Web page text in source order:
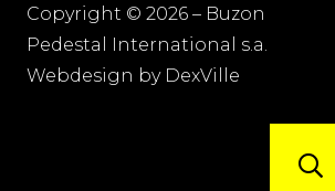
Copyright © 2026 – Buzon
Pedestal International s.a.
Webdesign by DexVille